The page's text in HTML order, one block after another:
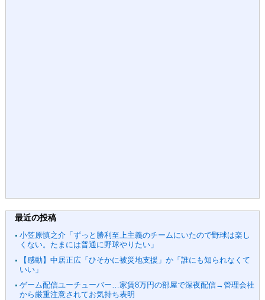
最近の投稿
小笠原慎之介「ずっと勝利至上主義のチームにいたので野球は楽し
くない。たまには普通に野球やりたい」
【感動】中居正広「ひそかに被災地支援」か「誰にも知られなくて
いい」
ゲーム配信ユーチューバー…家賃8万円の部屋で深夜配信→管理会社
から厳重注意されてお気持ち表明